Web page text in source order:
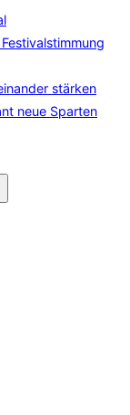
stärken
neue Sparten